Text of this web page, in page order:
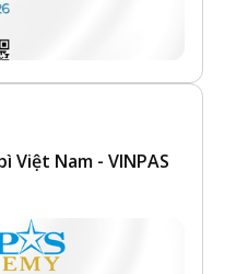
Việt Nam - VINPAS